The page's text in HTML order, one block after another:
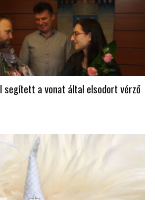
segített a vonat által elsodort vérző